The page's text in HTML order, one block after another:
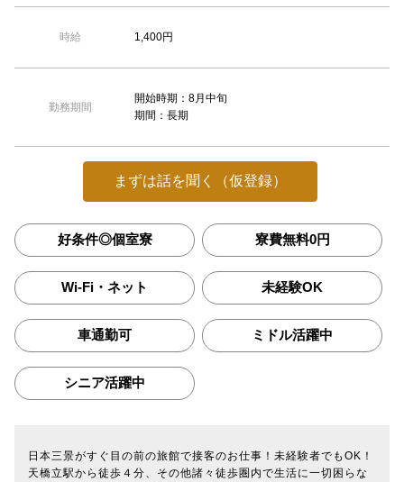
時給 1,400円
勤務期間
開始時期：8月中旬
期間：長期
まずは話を聞く（仮登録）
好条件◎個室寮 寮費無料0円
Wi-Fi・ネット 未経験OK
車通勤可 ミドル活躍中
シニア活躍中
日本三景がすぐ目の前の旅館で接客のお仕事！未経験者でもOK！
天橋立駅から徒歩４分、その他諸々徒歩圏内で生活に一切困らな